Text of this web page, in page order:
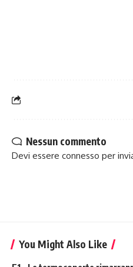
Nessun commento
Devi essere connesso per
You Might Also Like